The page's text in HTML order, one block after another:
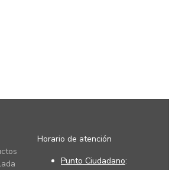
Horario de atención
Punto Ciudadano: